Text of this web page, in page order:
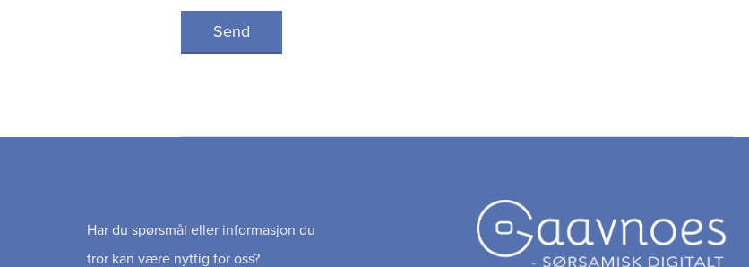
Send
Har du spørsmål eller informasjon du
tror kan være nyttig for oss?